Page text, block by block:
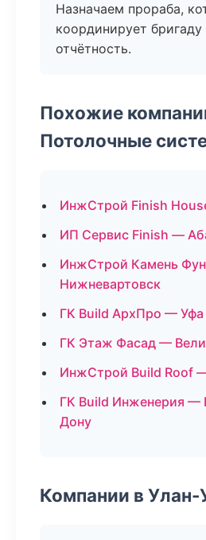
Назначаем прораба,
координирует бригаду
отчётность.
Похожие
Потолочные
ИнжСтрой Finish
ИП Сервис Finish —
ИнжСтрой Камень
Нижневартовск
ГК Build АрхПро — Уфа
ГК Этаж Фасад —
ИнжСтрой Build Roof
ГК Build Инженерия —
Дону
Компании в Улан-